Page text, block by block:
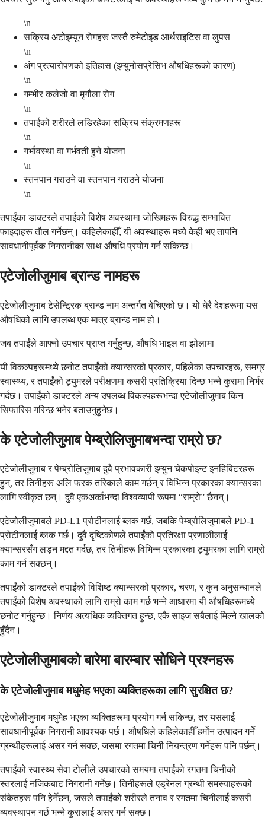
\n
सक्रिय अटोइम्यून रोगहरू जस्तै रुमेटोइड आर्थराइटिस वा लुपस
\n
अंग प्रत्यारोपणको इतिहास (इम्युनोसप्रेसिभ औषधिहरूको कारण)
\n
गम्भीर कलेजो वा मृगौला रोग
\n
तपाईंको शरीरले लडिरहेका सक्रिय संक्रमणहरू
\n
गर्भावस्था वा गर्भवती हुने योजना
\n
स्तनपान गराउने वा स्तनपान गराउने योजना
\n
तपाईंका डाक्टरले तपाईंको विशेष अवस्थामा जोखिमहरू विरुद्ध सम्भावित
फाइदाहरू तौल गर्नेछन्। कहिलेकाहीँ, यी अवस्थाहरू मध्ये केही भए तापनि
सावधानीपूर्वक निगरानीका साथ औषधि प्रयोग गर्न सकिन्छ।
एटेजोलीजुमाब ब्रान्ड नामहरू
एटेजोलीजुमाब टेसेन्ट्रिक ब्रान्ड नाम अन्तर्गत बेचिएको छ। यो धेरै देशहरूमा यस
औषधिको लागि उपलब्ध एक मात्र ब्रान्ड नाम हो।
जब तपाईंले आफ्नो उपचार प्राप्त गर्नुहुन्छ, औषधि भाइल वा झोलामा
यी विकल्पहरूमध्ये छनोट तपाईंको क्यान्सरको प्रकार, पहिलेका उपचारहरू, समग्र
स्वास्थ्य, र तपाईंको ट्युमरले परीक्षणमा कसरी प्रतिक्रिया दिन्छ भन्ने कुरामा निर्भर
गर्दछ। तपाईंको डाक्टरले अन्य उपलब्ध विकल्पहरूभन्दा एटेजोलीजुमाब किन
सिफारिस गरिन्छ भनेर बताउनुहुनेछ।
के एटेजोलीजुमाब पेम्ब्रोलिजुमाबभन्दा राम्रो छ?
एटेजोलीजुमाब र पेम्ब्रोलिजुमाब दुवै प्रभावकारी इम्युन चेकपोइन्ट इनहिबिटरहरू
हुन्, तर तिनीहरू अलि फरक तरिकाले काम गर्छन् र विभिन्न प्रकारका क्यान्सरका
लागि स्वीकृत छन्। दुवै एकअर्काभन्दा विश्वव्यापी रूपमा “राम्रो” छैनन्।
एटेजोलीजुमाबले PD-L1 प्रोटीनलाई ब्लक गर्छ, जबकि पेम्ब्रोलिजुमाबले PD-1
प्रोटीनलाई ब्लक गर्छ। दुवै दृष्टिकोणले तपाईंको प्रतिरक्षा प्रणालीलाई
क्यान्सरसँग लड्न मद्दत गर्दछ, तर तिनीहरू विभिन्न प्रकारका ट्युमरका लागि राम्रो
काम गर्न सक्छन्।
तपाईंको डाक्टरले तपाईंको विशिष्ट क्यान्सरको प्रकार, चरण, र कुन अनुसन्धानले
तपाईंको विशेष अवस्थाको लागि राम्रो काम गर्छ भन्ने आधारमा यी औषधिहरूमध्ये
छनोट गर्नुहुन्छ। निर्णय अत्यधिक व्यक्तिगत हुन्छ, एकै साइज सबैलाई मिल्ने खालको
हुँदैन।
एटेजोलीजुमाबको बारेमा बारम्बार सोधिने प्रश्नहरू
के एटेजोलीजुमाब मधुमेह भएका व्यक्तिहरूका लागि सुरक्षित छ?
एटेजोलीजुमाब मधुमेह भएका व्यक्तिहरूमा प्रयोग गर्न सकिन्छ, तर यसलाई
सावधानीपूर्वक निगरानी आवश्यक पर्छ। औषधिले कहिलेकाहीँ हर्मोन उत्पादन गर्ने
ग्रन्थीहरूलाई असर गर्न सक्छ, जसमा रगतमा चिनी नियन्त्रण गर्नेहरू पनि पर्छन्।
तपाईंको स्वास्थ्य सेवा टोलीले उपचारको समयमा तपाईंको रगतमा चिनीको
स्तरलाई नजिकबाट निगरानी गर्नेछ। तिनीहरूले एड्रेनल ग्रन्थी समस्याहरूको
संकेतहरू पनि हेर्नेछन्, जसले तपाईंको शरीरले तनाव र रगतमा चिनीलाई कसरी
व्यवस्थापन गर्छ भन्ने कुरालाई असर गर्न सक्छ।